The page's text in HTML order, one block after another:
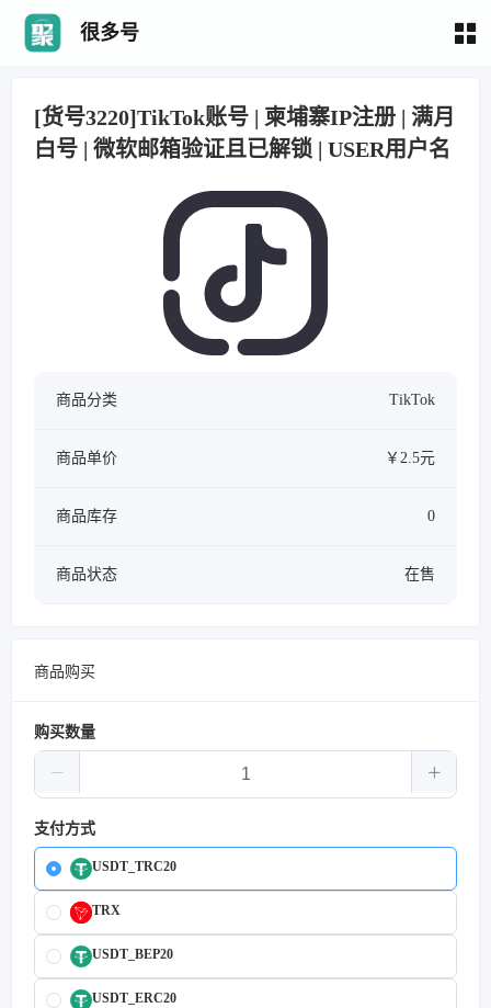
很多号
[货号3220]TikTok账号 | 柬埔寨IP注册 | 满月
白号 | 微软邮箱验证且已解锁 | USER用户名
商品分类 TikTok
商品单价 ￥2.5元
商品库存 0
商品状态 在售
商品购买
购买数量
支付方式
USDT_TRC20
TRX
USDT_BEP20
USDT_ERC20